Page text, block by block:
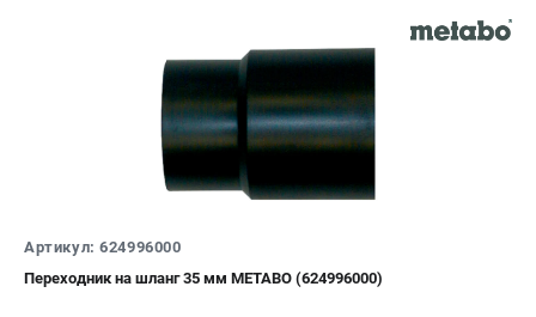
Артикул: 624996000
Переходник на шланг 35 мм METABO (624996000)